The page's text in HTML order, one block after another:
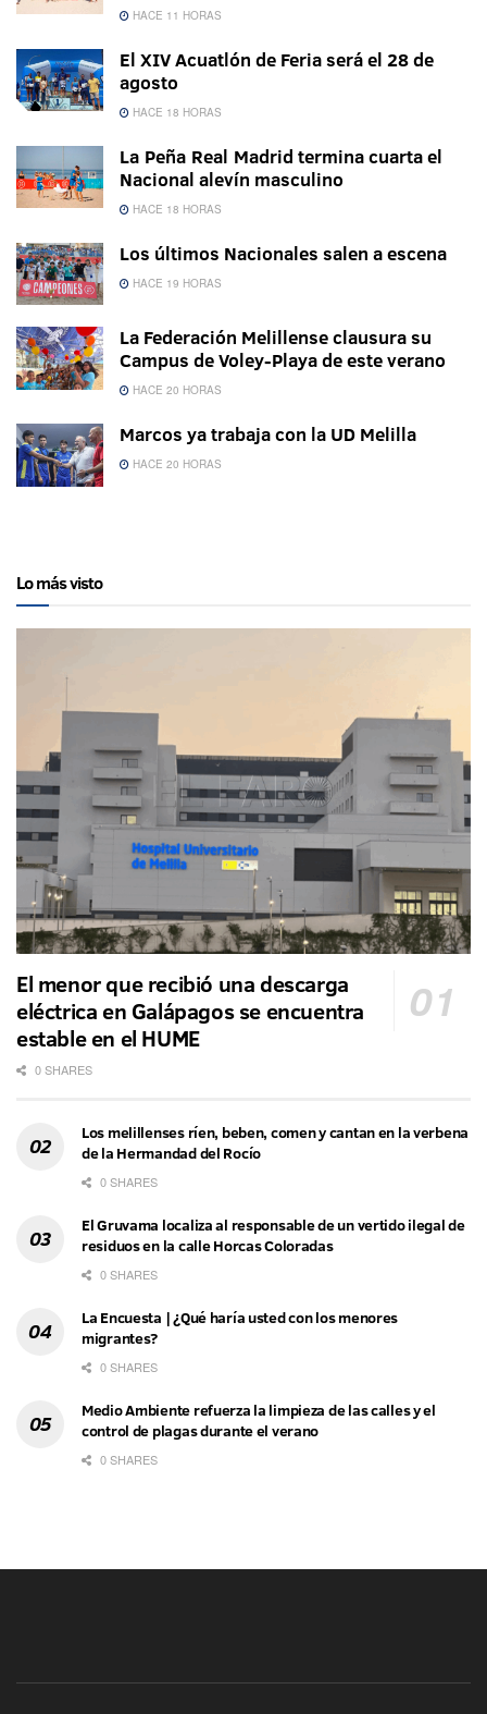
HACE 11 HORAS
El XIV Acuatlón de Feria será el 28 de
agosto
HACE 18 HORAS
La Peña Real Madrid termina cuarta el
Nacional alevín masculino
HACE 18 HORAS
Los últimos Nacionales salen a escena
HACE 19 HORAS
La Federación Melillense clausura su
Campus de Voley-Playa de este verano
HACE 20 HORAS
Marcos ya trabaja con la UD Melilla
HACE 20 HORAS
Lo más visto
El menor que recibió una descarga
eléctrica en Galápagos se encuentra
estable en el HUME
0 SHARES
Los melillenses ríen, beben, comen y cantan en la verbena
de la Hermandad del Rocío
0 SHARES
El Gruvama localiza al responsable de un vertido ilegal de
residuos en la calle Horcas Coloradas
0 SHARES
La Encuesta | ¿Qué haría usted con los menores
migrantes?
0 SHARES
Medio Ambiente refuerza la limpieza de las calles y el
control de plagas durante el verano
0 SHARES